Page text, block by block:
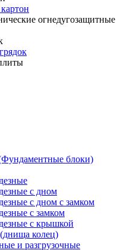
огнедугозащитные
блоки)
с дном
с дном с замком
с замком
с крышкой
колец)
и разгрузочные